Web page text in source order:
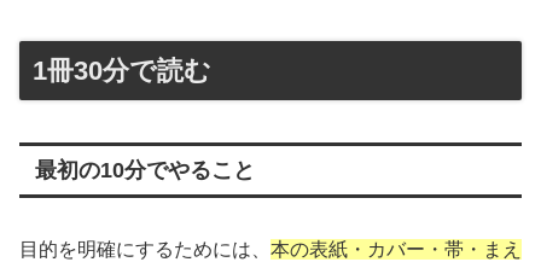
1冊30分で読む
最初の10分でやること
目的を明確にするためには、 本の表紙・カバー・帯・まえ